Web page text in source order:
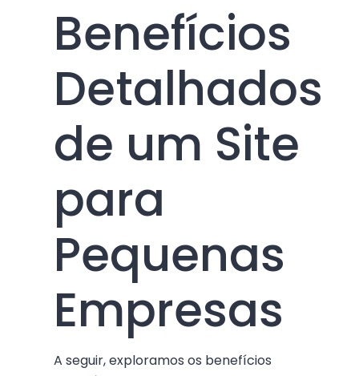
Benefícios
Detalhados
de um Site
para
Pequenas
Empresas
A seguir, exploramos os benefícios